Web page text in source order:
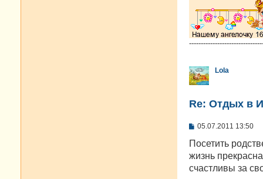
е
Lola
Re: Отдых в
С
о
щ
е
05.07.2011 13:50
Посетить
жизнь
счастливы за